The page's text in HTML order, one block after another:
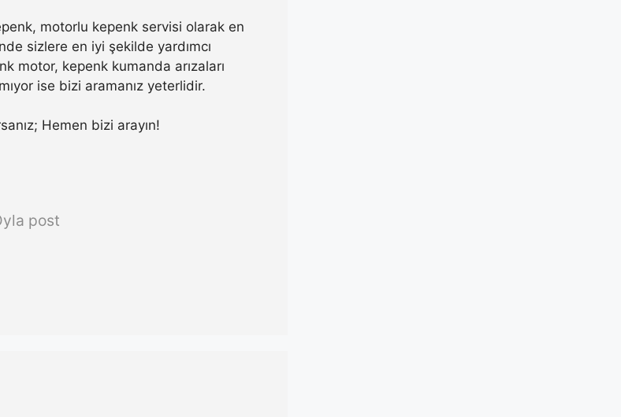
motorlu kepenk servisi olarak en
sizlere en iyi şekilde yardımcı
motor, kepenk kumanda arızaları
ise bizi aramanız yeterlidir.
Hemen bizi arayın!
post